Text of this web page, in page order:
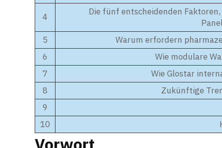
4
Die fünf entscheidenden
5
Warum erfordern
6
Wie modulare
7
Wie Glostar
8
Zukünftige
9
10